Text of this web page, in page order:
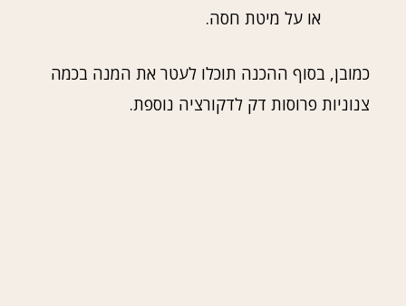
או על מיטת חסה.
כמובן, בסוף ההכנה תוכלו לעטר את המנה בכמה
צנוניות פרוסות דק לדקורציה נוספת.